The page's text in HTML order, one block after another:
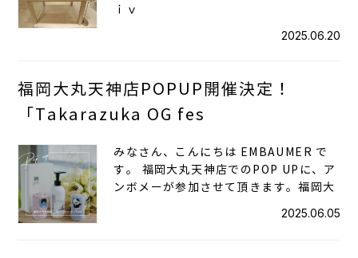
ｉｖ
2025.06.20
福岡大丸天神店POPUP開催決定！
「Takarazuka OG fes
みなさん、こんにちは EMBAUMER で
す。 福岡大丸天神店でのPOP UPに、ア
ンボメーが参加させて頂きます。福岡大
2025.06.05